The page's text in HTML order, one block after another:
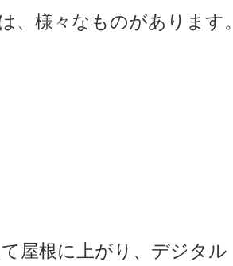
、様々なものがあります。
屋根に上がり、デジタル